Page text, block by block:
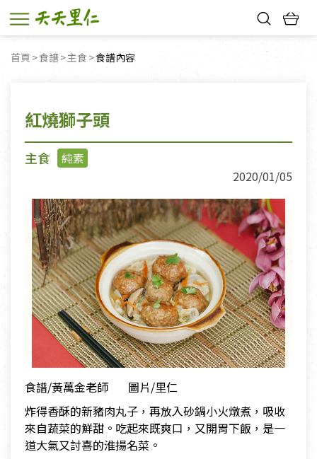
首頁 食譜 主食 目前頁面：
食譜內容
紅燒獅子頭
主食
純素
2020/01/05
食譜/黃萬金老師 圖片/里仁
炸得香酥的新豬肉丸子，再放入砂鍋小火燉煮，吸收
來自蔬菜的鮮甜。吃起來既爽口，又開胃下飯，是一
道大氣又討喜的淮揚名菜。